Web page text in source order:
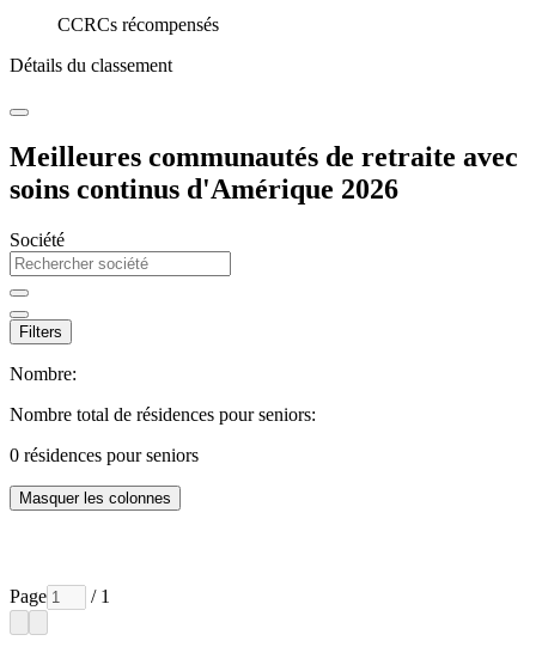
CCRCs récompensés
Détails du classement
Meilleures communautés de retraite avec
soins continus d'Amérique 2026
Société
Filters
Nombre:
Nombre total de résidences pour seniors:
0 résidences pour seniors
Masquer les colonnes
Page / 1